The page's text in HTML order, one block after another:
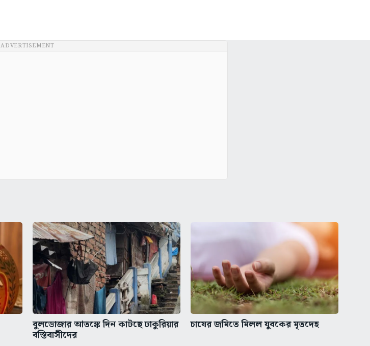
ADVERTISEMENT
বুলডোজার আতঙ্কে দিন কাটছে ঢাকুরিয়ার
বস্তিবাসীদের
চাষের জমিতে মিলল যুবকের মৃতদেহ